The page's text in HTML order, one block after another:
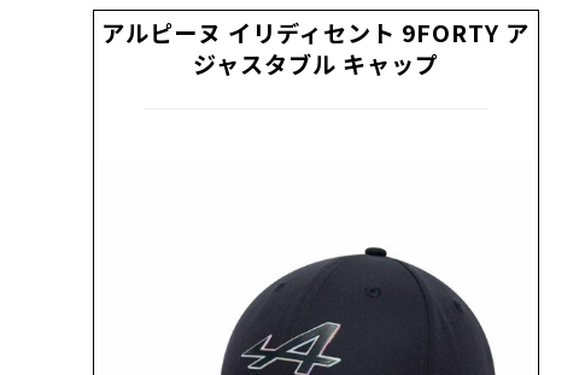
アルピーヌ イリディセント 9FORTY ア
ジャスタブル キャップ